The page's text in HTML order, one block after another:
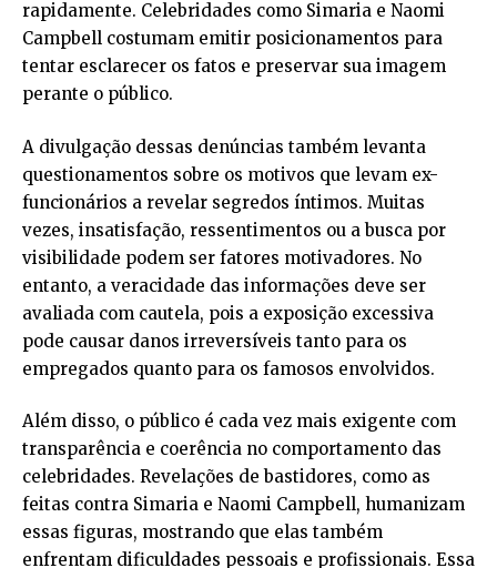
rapidamente. Celebridades como Simaria e Naomi
Campbell costumam emitir posicionamentos para
tentar esclarecer os fatos e preservar sua imagem
perante o público.
A divulgação dessas denúncias também levanta
questionamentos sobre os motivos que levam ex-
funcionários a revelar segredos íntimos. Muitas
vezes, insatisfação, ressentimentos ou a busca por
visibilidade podem ser fatores motivadores. No
entanto, a veracidade das informações deve ser
avaliada com cautela, pois a exposição excessiva
pode causar danos irreversíveis tanto para os
empregados quanto para os famosos envolvidos.
Além disso, o público é cada vez mais exigente com
transparência e coerência no comportamento das
celebridades. Revelações de bastidores, como as
feitas contra Simaria e Naomi Campbell, humanizam
essas figuras, mostrando que elas também
enfrentam dificuldades pessoais e profissionais. Essa